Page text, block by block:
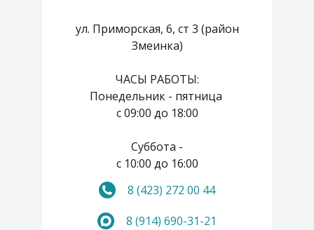
ул. Приморская, 6, ст 3 (район
Змеинка)
ЧАСЫ РАБОТЫ:
Понедельник - пятница
с 09:00 до 18:00
Суббота -
с 10:00 до 16:00
Воскресенье - выходной
8 (423) 272 00 44
8 (914) 690-31-21